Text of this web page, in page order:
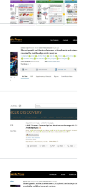
靶向性疗法
风险
代谢产物
转座子